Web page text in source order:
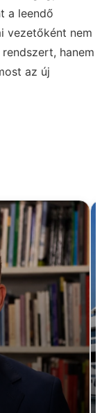
a leendő
vezetőként nem
hanem
az új